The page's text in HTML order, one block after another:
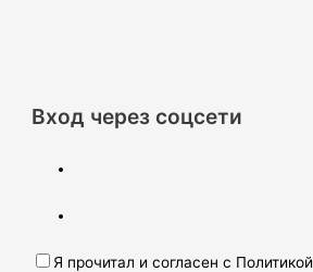
Вход через соцсети
Я прочитал и согласен с Политикой